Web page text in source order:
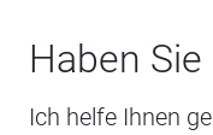
Haben Sie
Ich helfe Ihnen